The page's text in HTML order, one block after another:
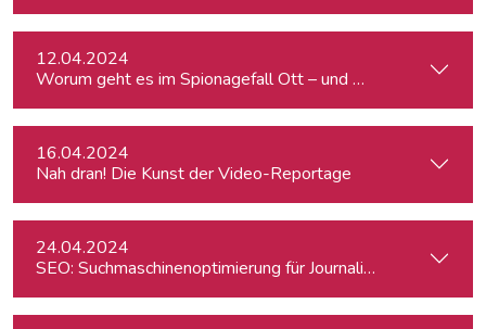
12.04.2024
Worum geht es im Spionagefall Ott – und wie reagiert die
16.04.2024
Nah dran! Die Kunst der Video-Reportage
24.04.2024
SEO: Suchmaschinenoptimierung für Journalist:innen